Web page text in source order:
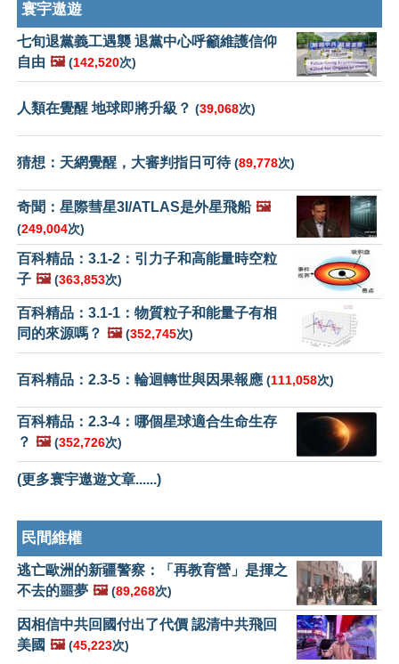
寰宇遨遊
七旬退黨義工遇襲 退黨中心呼籲維護信仰
自由 🖼️ (142,520次)
人類在覺醒 地球即將升級？ (39,068次)
猜想：天網覺醒，大審判指日可待(89,778次)
奇聞：星際彗星3I/ATLAS是外星飛船 🖼️
(249,004次)
百科精品：3.1-2：引力子和高能量時空粒
子 🖼️ (363,853次)
百科精品：3.1-1：物質粒子和能量子有相
同的來源嗎？ 🖼️ (352,745次)
百科精品：2.3-5：輪迴轉世與因果報應 (111,058次)
百科精品：2.3-4：哪個星球適合生命生存
？ 🖼️ (352,726次)
(更多寰宇遨遊文章......)
民間維權
逃亡歐洲的新疆警察：「再教育營」是揮之
不去的噩夢 🖼️ (89,268次)
因相信中共回國付出了代價 認清中共飛回
美國 🖼️ (45,223次)